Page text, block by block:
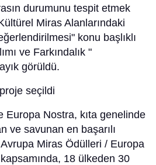
durumunu tespit etmek
Miras Alanlarındaki
konu başlıklı
ve Farkındalık "
görüldü.
seçildi
Europa Nostra, kıta genelinde
ve savunan en başarılı
Miras Ödülleri / Europa
18 ülkeden 30